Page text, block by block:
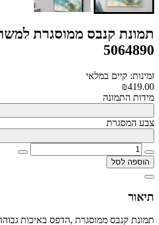
תמונת קנבס ממוסגרת
5064890
זמינות: קיים במלאי
₪419.00
מידות התמונה
צבע המסגרת
הוספה לסל
תיאור
תמונת קנבס ממוסגרת ,הדפס באיכות